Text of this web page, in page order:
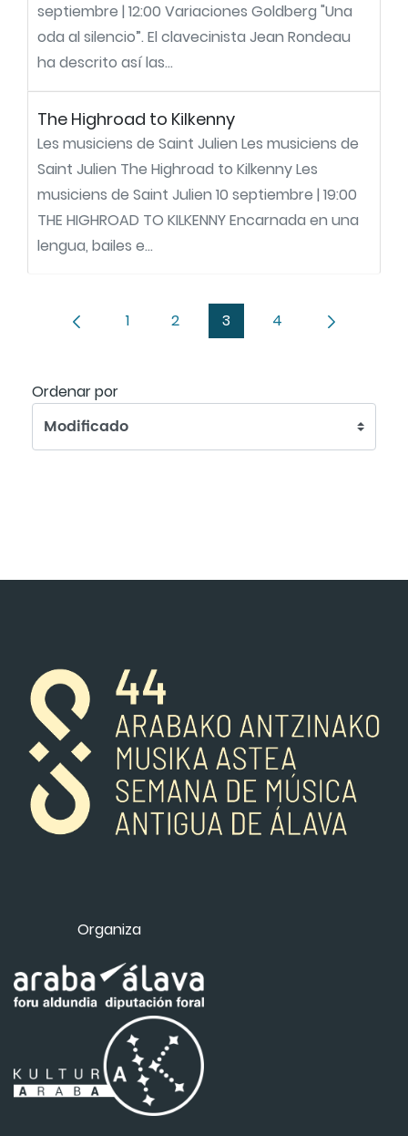
septiembre | 12:00 Variaciones Goldberg "Una
oda al silencio”. El clavecinista Jean Rondeau
ha descrito así las...
The Highroad to Kilkenny
Les musiciens de Saint Julien Les musiciens de
Saint Julien The Highroad to Kilkenny Les
musiciens de Saint Julien 10 septiembre | 19:00
THE HIGHROAD TO KILKENNY Encarnada en una
lengua, bailes e...
Página
1 Página
2 Página
3 Página
4
Ordenar por
Organiza